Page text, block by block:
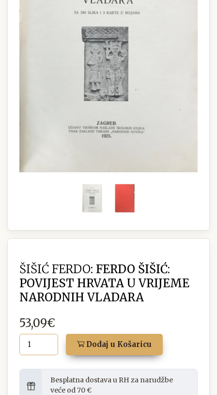
ŠIŠIĆ FERDO: FERDO ŠIŠIĆ:
POVIJEST HRVATA U VRIJEME
NARODNIH VLADARA
53,09€
Dodaj u Košaricu
Besplatna dostava u RH za narudžbe
veće od 70 €